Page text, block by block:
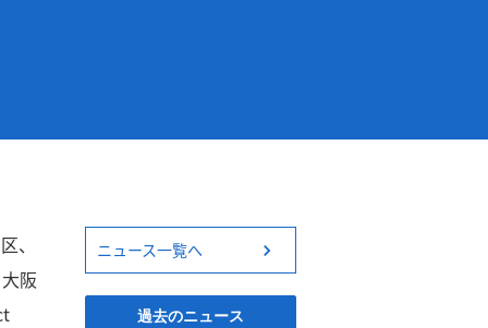
、
阪
ニュース一覧へ
過去のニュース